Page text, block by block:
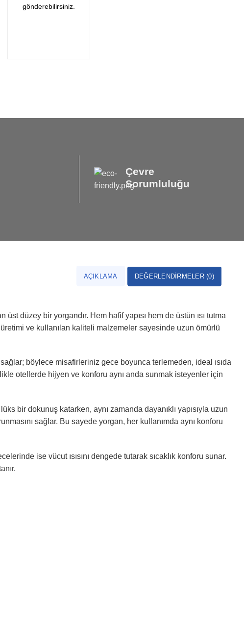
gönderebilirsiniz.
Çevre
Sorumluluğu
AÇIKLAMA DEĞERLENDIRMELER (0)
düzey bir yorgandır. Hem hafif yapısı hem de üstün ısı tutma
ve kullanılan kaliteli malzemeler sayesinde uzun ömürlü
böylece misafirleriniz gece boyunca terlemeden, ideal ısıda
otellerde hijyen ve konforu aynı anda sunmak isteyenler için
bir dokunuş katarken, aynı zamanda dayanıklı yapısıyla uzun
sağlar. Bu sayede yorgan, her kullanımda aynı konforu
ise vücut ısısını dengede tutarak sıcaklık konforu sunar.